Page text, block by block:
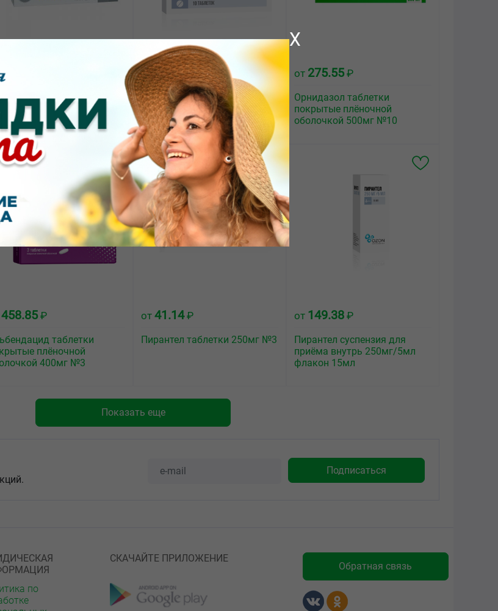
588.00
Алиум таблетки
плёночной
400мг №3
от273.60₽
Орнидазол таблетки
покрытые плёночной
оболочкой 500мг №10
от 275.55 ₽
Орнидазол таблетки
покрытые плёночной
оболочкой 500мг №10
458.85 ₽
таблетки
плёночной
400мг №3
от 41.14₽
Пирантел таблетки 250мг №3
от 149.38 ₽
Пирантел суспензия для
приёма внутрь 250мг/5мл
флакон 15мл
Показать еще
X
по
СКАЧАЙТЕ ПРИЛОЖЕНИЕ
Обратная связь